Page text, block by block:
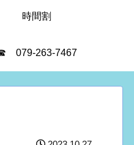
時間割
079-263-7467